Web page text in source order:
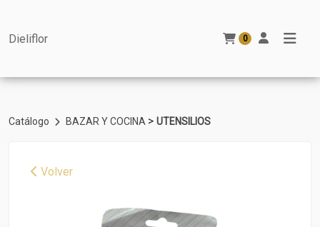
Dieliflor 0
Catálogo BAZAR Y COCINA > UTENSILIOS
Volver